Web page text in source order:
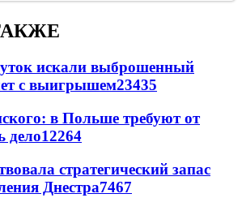
искали выброшенный
с выигрышем23435
в Польше требуют от
дело12264
стратегический запас
Днестра7467